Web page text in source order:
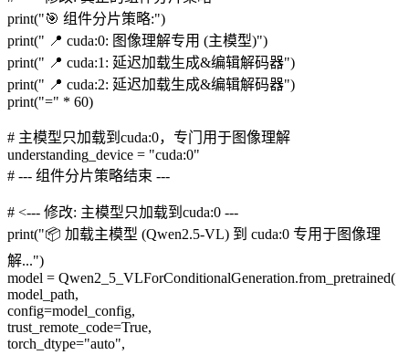
print("🎯 组件分片策略:")
print(" 📍 cuda:0: 图像理解专用 (主模型)")
print(" 📍 cuda:1: 延迟加载生成&编辑解码器")
print(" 📍 cuda:2: 延迟加载生成&编辑解码器")
print("=" * 60)
# 主模型只加载到cuda:0，专门用于图像理解
understanding_device = "cuda:0"
# --- 组件分片策略结束 ---
# <--- 修改: 主模型只加载到cuda:0 ---
print("📦 加载主模型 (Qwen2.5-VL) 到 cuda:0 专用于图像理
解...")
model = Qwen2_5_VLForConditionalGeneration.from_pretrained(
model_path,
config=model_config,
trust_remote_code=True,
torch_dtype="auto",